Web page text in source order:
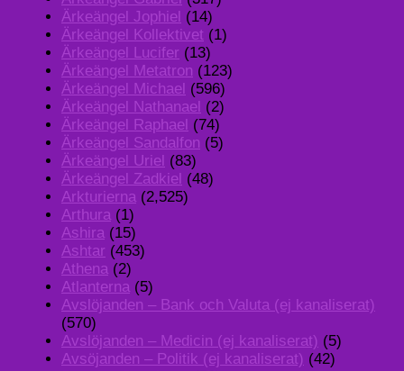
Ärkeängel Jophiel (14)
Ärkeängel Kollektivet (1)
Ärkeängel Lucifer (13)
Ärkeängel Metatron (123)
Ärkeängel Michael (596)
Ärkeängel Nathanael (2)
Ärkeängel Raphael (74)
Ärkeängel Sandalfon (5)
Ärkeängel Uriel (83)
Ärkeängel Zadkiel (48)
Arkturierna (2,525)
Arthura (1)
Ashira (15)
Ashtar (453)
Athena (2)
Atlanterna (5)
Avslöjanden – Bank och Valuta (ej kanaliserat)
(570)
Avslöjanden – Medicin (ej kanaliserat) (5)
Avsöjanden – Politik (ej kanaliserat) (42)